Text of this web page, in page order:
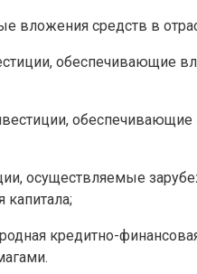
вложения средств в
обеспечивающие
осуществляемые
капитала;
кредитно-